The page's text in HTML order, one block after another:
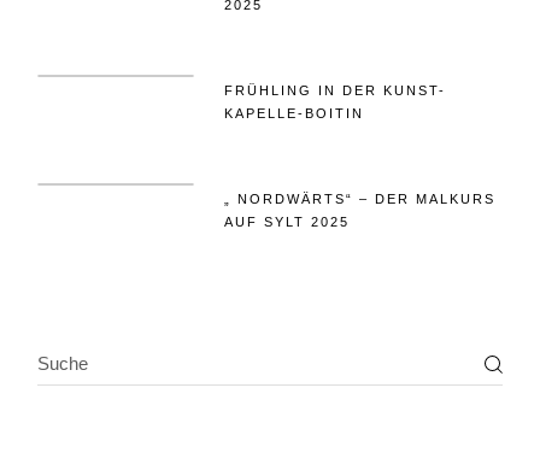
2025
FRÜHLING IN DER KUNST-
KAPELLE-BOITIN
„ NORDWÄRTS“ – DER MALKURS
AUF SYLT 2025